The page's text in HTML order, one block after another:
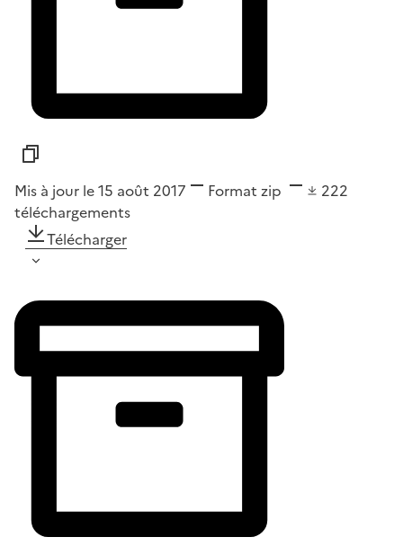
Mis à jour le 15 août 2017 Format zip
222
téléchargements
Télécharger